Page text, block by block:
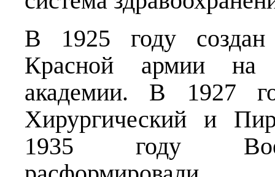
В 1925 году создан
Красной армии на
академии. В 1927
Хирургический и
1935 году